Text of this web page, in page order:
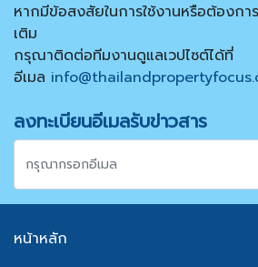
หากมีข้อสงสัยในการใช้งานหรือต้องก
เติม
กรุณาติดต่อทีมงานดูแลเวปไซต์ได้ที่
อีเมล
ลงทะเบียนอีเมลรับข่าวสาร
หน้าหลัก